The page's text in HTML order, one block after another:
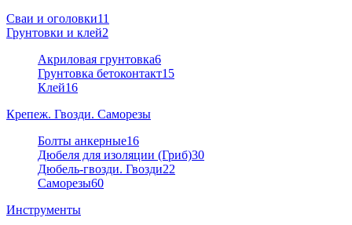
Сваи и оголовки11
Грунтовки и клей2
Акриловая грунтовка6
Грунтовка бетоконтакт15
Клей16
Крепеж. Гвозди. Саморезы
Болты анкерные16
Дюбеля для изоляции (Гриб)30
Дюбель-гвозди. Гвозди22
Саморезы60
Инструменты